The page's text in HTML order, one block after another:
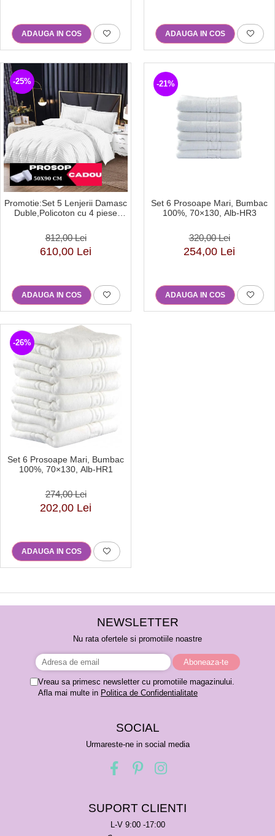
ADAUGA IN COS ADAUGA IN COS
-25%
Promotie:Set 5 Lenjerii Damasc
Duble,Policoton cu 4 piese
DCS3
812,00 Lei
610,00 Lei
ADAUGA IN COS
-21%
Set 6 Prosoape Mari, Bumbac
100%, 70×130, Alb-HR3
320,00 Lei
254,00 Lei
ADAUGA IN COS
-26%
Set 6 Prosoape Mari, Bumbac
100%, 70×130, Alb-HR1
274,00 Lei
202,00 Lei
ADAUGA IN COS
NEWSLETTER
Nu rata ofertele si promotiile noastre
Vreau sa primesc newsletter cu promotiile magazinului.
Afla mai multe in Politica de Confidentialitate
SOCIAL
Urmareste-ne in social media
SUPORT CLIENTI
L-V 9:00 -17:00